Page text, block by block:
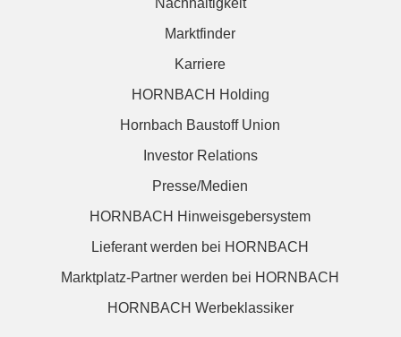
Marktfinder
Karriere
HORNBACH Holding
Hornbach Baustoff Union
Investor Relations
Presse/Medien
HORNBACH Hinweisgebersystem
Lieferant werden bei HORNBACH
Marktplatz-Partner werden bei HORNBACH
HORNBACH Werbeklassiker